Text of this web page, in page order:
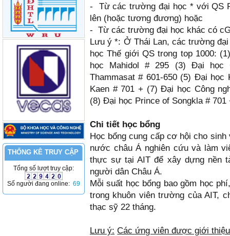
THỐNG KÊ TRUY CẬP
Tổng số lượt truy cập:
Số người đang online: 69
- Từ các trường đại học * với QS
lên (hoặc tương đương) hoặc
- Từ các trường đại học khác có
Lưu ý *: Ở Thái Lan, các trường
học Thế giới QS trong top 1000:
học Mahidol # 295 (3) Đại học
Thammasat # 601-650 (5) Đại
Kaen # 701 + (7) Đại học Công
(8) Đại học Prince of Songkla # 701
Chi tiết học bổng
Học bổng cung cấp cơ hội cho
nước châu Á nghiên cứu và làm
thực sự tại AIT để xây dựng nền
người dân Châu Á.
Mỗi suất học bổng bao gồm học
trong khuôn viên trường của AIT,
thạc sỹ 22 tháng.
Lưu ý: Các ứng viên được giới